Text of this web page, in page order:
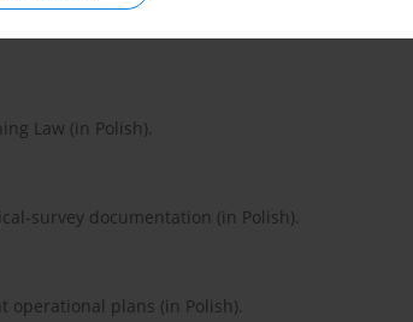
which may affect the environment significantly
Law (in Polish).
survey documentation (in Polish).
operational plans (in Polish).